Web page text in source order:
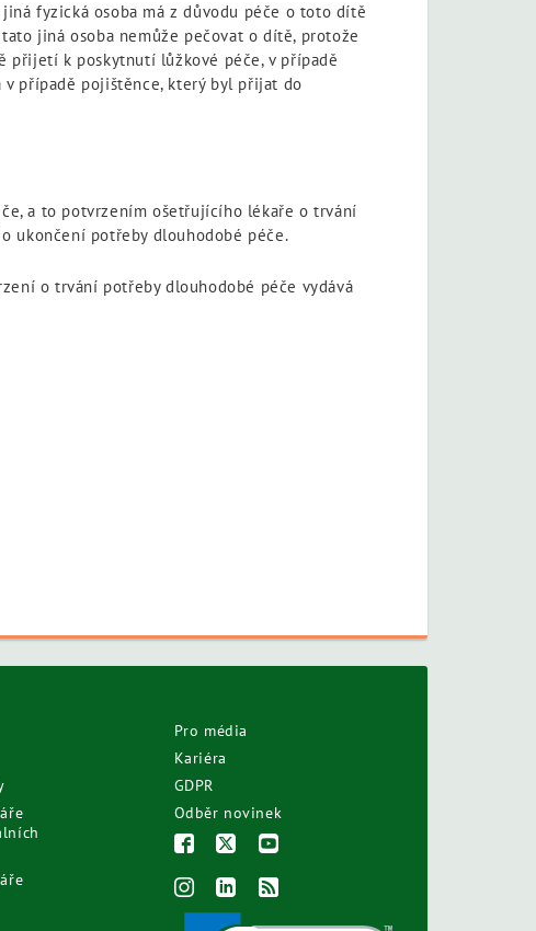
fyzická osoba má z důvodu péče o toto dítě
jiná osoba nemůže pečovat o dítě, protože
přijetí k poskytnutí lůžkové péče, v případě
případě pojištěnce, který byl přijat do
a to potvrzením ošetřujícího lékaře o trvání
ukončení potřeby dlouhodobé péče.
o trvání potřeby dlouhodobé péče vydává
Pro média
Kariéra
GDPR
Odběr novinek